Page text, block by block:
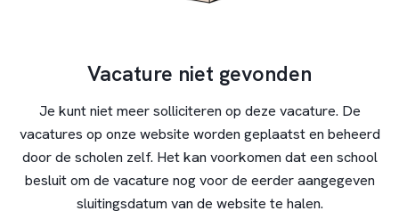
Vacature niet gevonden
Je kunt niet meer solliciteren op deze vacature. De
vacatures op onze website worden geplaatst en beheerd
door de scholen zelf. Het kan voorkomen dat een school
besluit om de vacature nog voor de eerder aangegeven
sluitingsdatum van de website te halen.